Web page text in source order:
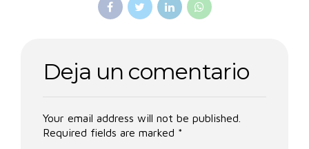
Deja un comentario
Your email address will not be published.
Required fields are marked *